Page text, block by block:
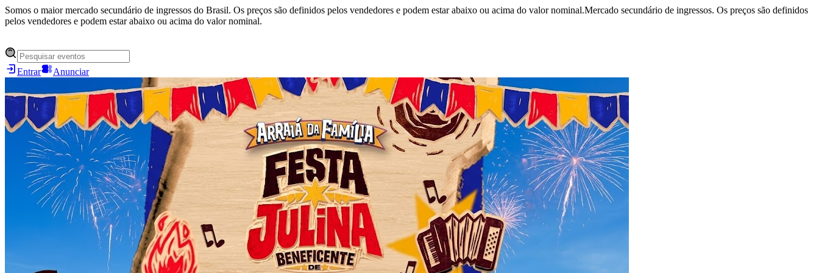
Somos o maior mercado secundário de ingressos do Brasil. Os preços são definidos pelos vendedores e podem estar abaixo ou acima do valor nominal.Mercado secundário de ingressos. Os preços são definidos
pelos vendedores e podem estar abaixo ou acima do valor nominal.
Entrar Anunciar